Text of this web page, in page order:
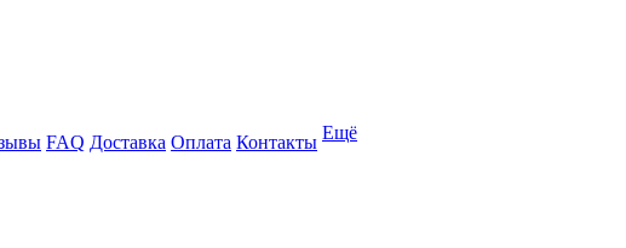
FAQ Доставка Оплата Контакты Ещё